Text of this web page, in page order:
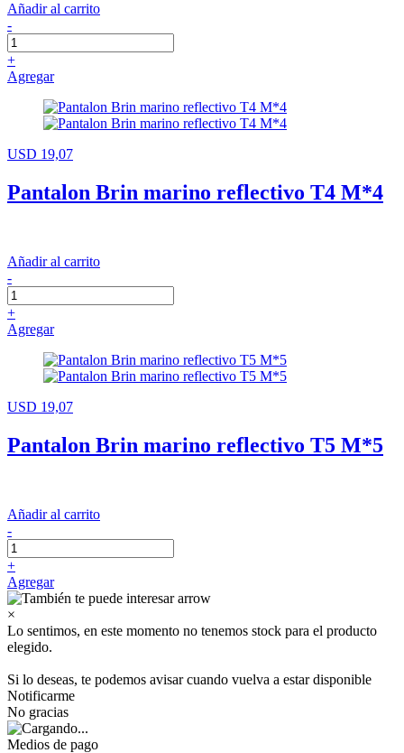
Añadir al carrito
-
+
Agregar
USD 19,07
Pantalon Brin marino reflectivo T4 M*4
Añadir al carrito
-
+
Agregar
USD 19,07
Pantalon Brin marino reflectivo T5 M*5
Añadir al carrito
-
+
Agregar
×
Lo sentimos, en este momento no tenemos stock para el producto
elegido.
Si lo deseas, te podemos avisar cuando vuelva a estar disponible
Notificarme
No gracias
Medios de pago